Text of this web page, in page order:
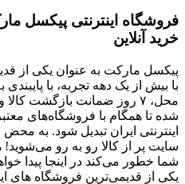
فروشگاه اینترنتی پیکسل
خرید آنلاین
پیکسل مارکت به عنوان یکی از
با بیش از یک دهه تجربه، با
محل، ۷ روز ضمانت بازگشت
شده تا همگام با فروشگاه‌های
اینترنتی ایران تبدیل شود. به
سایت پر از کالا رو به رو می‌شوید!
شما خطور می‌کند در اینجا پیدا
یکی از قدیمی‌ترین فروشگاه های